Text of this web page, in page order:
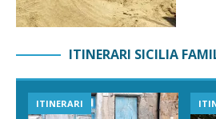
ITINERARI SICILIA
ITINERARI